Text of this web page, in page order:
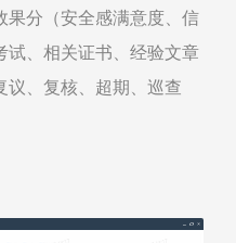
果分（安全感满意度、信
试、相关证书、经验文章
议、复核、超期、巡查